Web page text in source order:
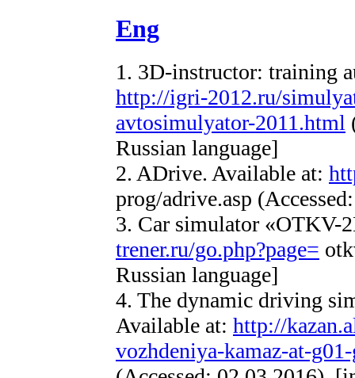
Eng
1. 3D-instructor: training
http://igri-2012.ru/
avtosimulyator-2011.html
Russian language]
2. ADrive. Available at:
prog/adrive.asp
3. Car simulator «OTKV-
trener.ru/go.php?page=
Russian language]
4. The dynamic driving
Available at: http://
vozhdeniya-kamaz-at-